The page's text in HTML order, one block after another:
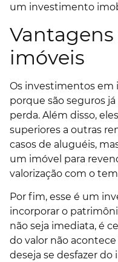
um investimento
imóveis
Os investimentos em
porque são seguros
perda. Além disso,
superiores a outras
casos de aluguéis,
um imóvel para
valorização com o
Por fim, esse é um
incorporar o
não seja imediata, é
do valor não
deseja se desfazer do